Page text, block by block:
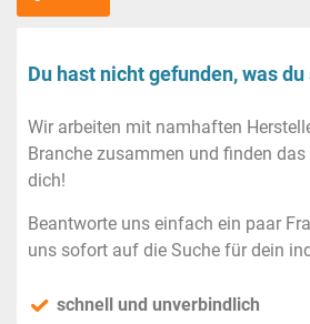
Du hast nicht gefunden, was du
Wir arbeiten mit namhaften
Branche zusammen und finden
dich!
Beantworte uns einfach ein paar
uns sofort auf die Suche für dein
schnell und unverbindlich